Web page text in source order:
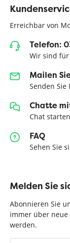
Erreichbar von
Telefon:
Wir sind
Mailen
Senden
Chatte
Chat starten
FAQ
Sehen Sie
Melden Sie
Abonnieren Sie
immer über
werden.